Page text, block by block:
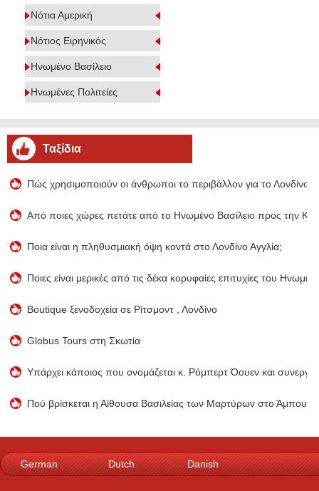
Νότια Αμερική
Νότιος Ειρηνικός
Ηνωμένο Βασίλειο
Ηνωμένες Πολιτείες
Ταξίδια
Πώς χρησιμοποιούν οι άνθρωποι το περιβάλλον για το Λονδίνο;
Από ποιες χώρες πετάτε από το Ηνωμένο Βασίλειο προς την
Ποια είναι η πληθυσμιακή όψη κοντά στο Λονδίνο Αγγλία;
Ποιες είναι μερικές από τις δέκα κορυφαίες επιτυχίες του
Boutique ξενοδοχεία σε Ρίτσμοντ , Λονδίνο
Globus Tours στη Σκωτία
Υπάρχει κάποιος που ονομάζεται κ. Ρόμπερτ Όουεν και
Πού βρίσκεται η Αίθουσα Βασιλείας των Μαρτύρων στο Άμπου
German Dutch Danish